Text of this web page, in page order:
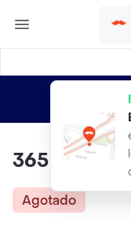
365 Dias
Agotado